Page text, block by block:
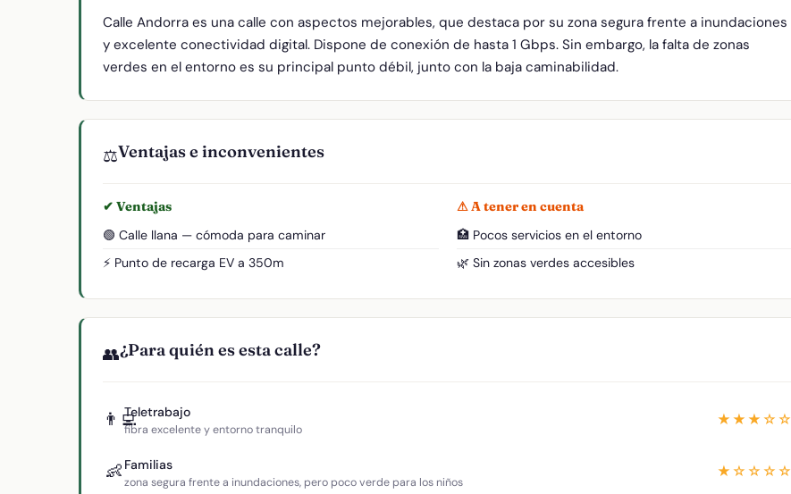
Calle Andorra es una calle con aspectos mejorables, que destaca por su zona segura frente a inundaciones
y excelente conectividad digital. Dispone de conexión de hasta 1 Gbps. Sin embargo, la falta de zonas
verdes en el entorno es su principal punto débil, junto con la baja caminabilidad.
⚖️Ventajas e inconvenientes
✔ Ventajas
🟢 Calle llana — cómoda para caminar
⚡ Punto de recarga EV a 350m
⚠ A tener en cuenta
🏥 Pocos servicios en el entorno
🌿 Sin zonas verdes accesibles
👥¿Para quién es esta calle?
👨‍💻Teletrabajo
fibra excelente y entorno tranquilo
★★★☆☆
👶 Familias
zona segura frente a inundaciones, pero poco verde para los niños
★☆☆☆☆